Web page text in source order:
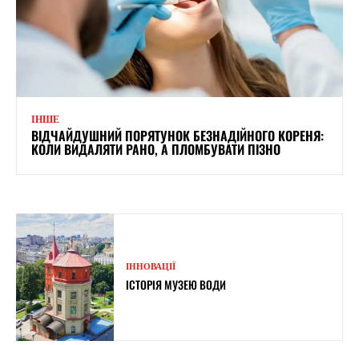
ІНШЕ
ВІДЧАЙДУШНИЙ ПОРЯТУНОК БЕЗНАДІЙНОГО КОРЕНЯ:
КОЛИ ВИДАЛЯТИ РАНО, А ПЛОМБУВАТИ ПІЗНО
ІННОВАЦІЇ
ІСТОРІЯ МУЗЕЮ ВОДИ